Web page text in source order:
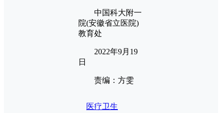
中国科大附一
院(安徽省立医院)
教育处
2022年9月19
日
责编：方雯
医疗卫生